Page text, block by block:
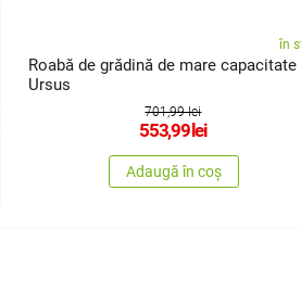
în
Roabă de grădină de mare capacitate
Ursus
701,99 lei
553,99lei
Adaugă în coș